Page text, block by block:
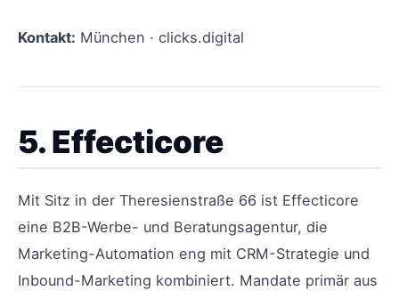
Kontakt: München · clicks.digital
5. Effecticore
Mit Sitz in der Theresienstraße 66 ist Effecticore
eine B2B-Werbe- und Beratungsagentur, die
Marketing-Automation eng mit CRM-Strategie und
Inbound-Marketing kombiniert. Mandate primär aus